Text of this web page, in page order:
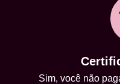
Sim, você não